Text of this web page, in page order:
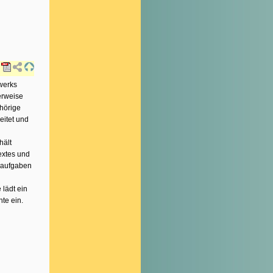
und
und
lädt ein
ein.